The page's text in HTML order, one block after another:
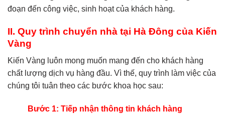
đoạn đến công việc, sinh hoạt của khách hàng.
II. Quy trình chuyển nhà tại Hà Đông của Kiến
Vàng
Kiến Vàng luôn mong muốn mang đến cho khách hàng
chất lượng dịch vụ hàng đầu. Vì thế, quy trình làm việc của
chúng tôi tuân theo các bước khoa học sau:
Bước 1: Tiếp nhận thông tin khách hàng